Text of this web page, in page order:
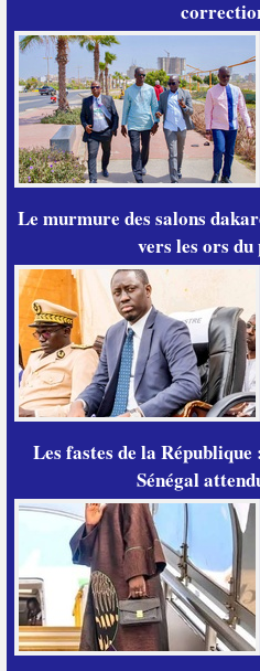
Le murmure des salons
vers les ors
Les fastes de la
Sénégal